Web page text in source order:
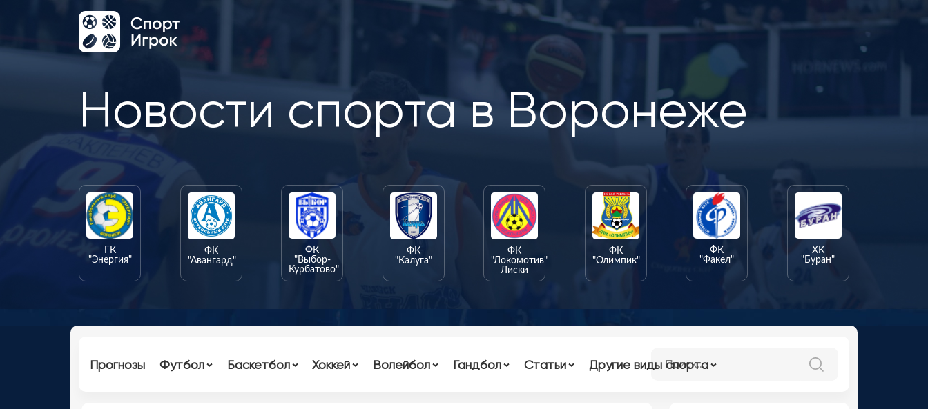
Новости спорта в Воронеже
ГК
"Энергия"
ФК
"Авангард"
ФК
"Выбор-
Курбатово"
ФК
"Калуга"
ФК
"Локомотив"
Лиски
ФК
"Олимпик"
ФК
"Факел"
ХК
"Буран"
Прогнозы Футбол Баскетбол Хоккей Волейбол Гандбол Статьи Другие виды спорта